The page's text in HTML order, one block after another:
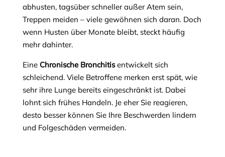
abhusten, tagsüber schneller außer Atem sein,
Treppen meiden – viele gewöhnen sich daran. Doch
wenn Husten über Monate bleibt, steckt häufig
mehr dahinter.
Eine Chronische Bronchitisentwickelt sich
schleichend. Viele Betroffene merken erst spät, wie
sehr ihre Lunge bereits eingeschränkt ist. Dabei
lohnt sich frühes Handeln. Je eher Sie reagieren,
desto besser können Sie Ihre Beschwerden lindern
und Folgeschäden vermeiden.